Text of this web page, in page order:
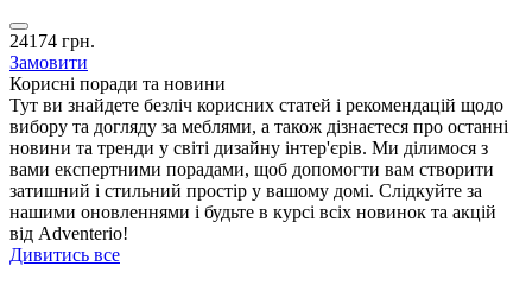
24174 грн.
Замовити
Корисні поради та новини
Тут ви знайдете безліч корисних статей і рекомендацій щодо
вибору та догляду за меблями, а також дізнаєтеся про останні
новини та тренди у світі дизайну інтер'єрів. Ми ділимося з
вами експертними порадами, щоб допомогти вам створити
затишний і стильний простір у вашому домі. Слідкуйте за
нашими оновленнями і будьте в курсі всіх новинок та акцій
від Adventerio!
Дивитись все